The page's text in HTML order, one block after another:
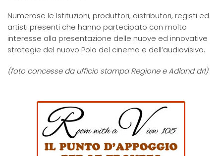
Numerose le Istituzioni, produttori, distributori, registi ed
artisti presenti che hanno partecipato con molto
interesse alla presentazione delle nuove ed innovative
strategie del nuovo Polo del cinema e dell’audiovisivo.
(foto concesse da ufficio stampa Regione e Adland drl)